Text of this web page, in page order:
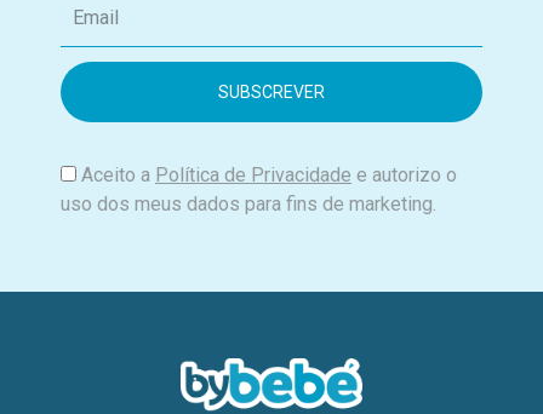
m
i
Aceito a Política de Privacidade e autorizo o
uso dos meus dados para fins de marketing.